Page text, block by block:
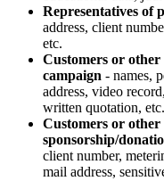
Representatives of
address, client
etc.
Customers or
campaign - names,
address, video
written quotation, etc.
Customers or
sponsorship/
client number,
mail address,